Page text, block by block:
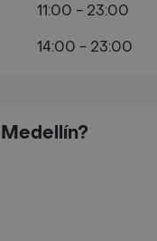
11:00 - 23:00
14:00 - 23:00